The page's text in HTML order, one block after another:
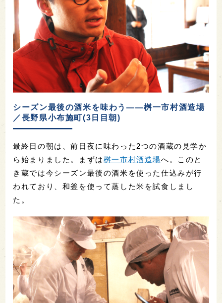
シーズン最後の酒米を味わう――桝一市村酒造場
／長野県小布施町(3日目朝)
最終日の朝は、前日夜に味わった2つの酒蔵の見学か
ら始まりました。まずは桝一市村酒造場へ。このと
き蔵では今シーズン最後の酒米を使った仕込みが行
われており、和釜を使って蒸した米を試食しまし
た。